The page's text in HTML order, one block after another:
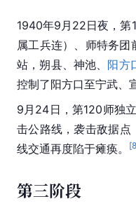
1940年9月22日夜，第
属工兵连）、师特务
站，朔县、神池、 阳方
控制了阳方口至宁武、
9月24日，第120师独
击公路线，袭击敌据点
线交通再度陷于瘫痪。
[
第三阶段